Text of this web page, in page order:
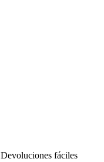
Devoluciones fáciles